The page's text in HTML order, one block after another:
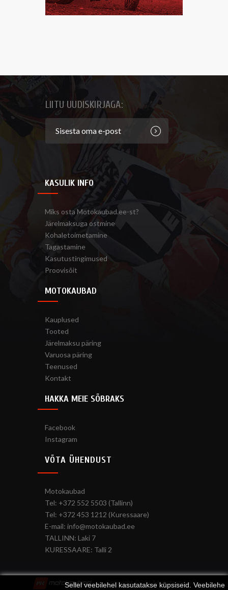
LIITU UUDISKIRJAGA:
KASULIK INFO
Miks osta Motokaubad.ee-st?
Järelmaksuga ostmine
Kohaletoimetamine
Tagastamine
Kasutustingimused
Proovisõit
MOTOKAUBAD
Kauplused
Tooted
Järelmaksu päring
Varuosa päring
Teenused
Kontakt
HAKKA MEIE SÕBRAKS
Facebook
Instagram
VÕTA ÜHENDUST
Motokaubad
Tel: +372 552 5503 (Tallinn)
Tel: +372 453 1212 (Kuressaare)
E-mail: info@motokaubad.ee
TALLINN: Laki 7
KURESSAARE: Talli 2
Sellel veebilehel kasutatakse küpsiseid. Veebilehe
Copyright © 2017 Autofrend OÜ